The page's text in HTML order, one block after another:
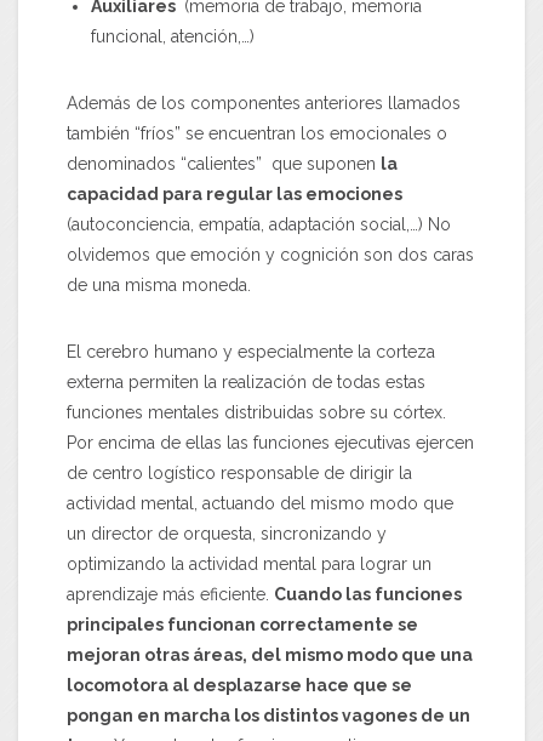
Auxiliares (memoria de trabajo, memoria
funcional, atención,…)
Además de los componentes anteriores llamados
también “fríos” se encuentran los emocionales o
denominados “calientes” que suponen la
capacidad para regular las emociones
(autoconciencia, empatía, adaptación social,…) No
olvidemos que emoción y cognición son dos caras
de una misma moneda.
El cerebro humano y especialmente la corteza
externa permiten la realización de todas estas
funciones mentales distribuidas sobre su córtex.
Por encima de ellas las funciones ejecutivas ejercen
de centro logístico responsable de dirigir la
actividad mental, actuando del mismo modo que
un director de orquesta, sincronizando y
optimizando la actividad mental para lograr un
aprendizaje más eficiente. Cuando las funciones
principales funcionan correctamente se
mejoran otras áreas, del mismo modo que una
locomotora al desplazarse hace que se
pongan en marcha los distintos vagones de un